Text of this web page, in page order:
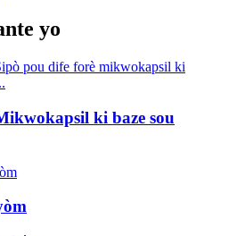
yo
ki baze sou